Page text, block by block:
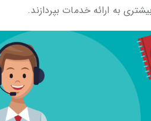
به ارائه خدمات بپردازند.